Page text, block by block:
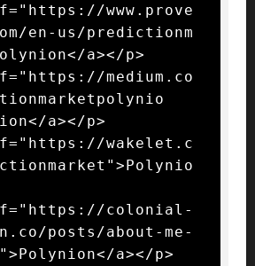
www.prove
en-us/predictionm
a></p>
medium.co
a></p>
wakelet.c
colonial-
posts/about-me-
a></p>